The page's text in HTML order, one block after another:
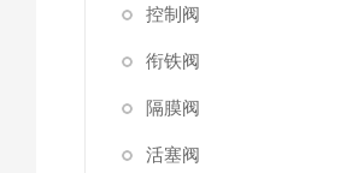
控制阀
衔铁阀
隔膜阀
活塞阀